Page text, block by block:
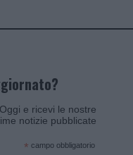
e ricevi le nostre
notizie pubblicate
* campo obbligatorio